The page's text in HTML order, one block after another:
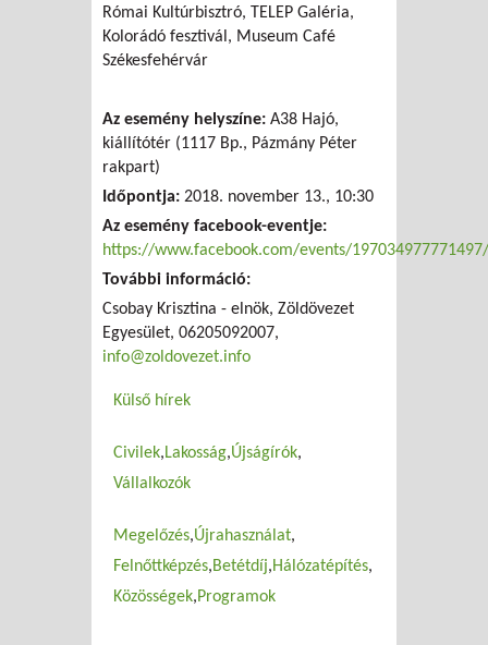
Római Kultúrbisztró, TELEP Galéria,
Kolorádó fesztivál, Museum Café
Székesfehérvár
Az esemény helyszíne: A38 Hajó,
kiállítótér (1117 Bp., Pázmány Péter
rakpart)
Időpontja: 2018. november 13., 10:30
Az esemény facebook-eventje:
https://www.facebook.com/events/197034977771497/
További információ:
Csobay Krisztina - elnök, Zöldövezet
Egyesület, 06205092007,
info@zoldovezet.info
Külső hírek
Civilek Lakosság Újságírók
Vállalkozók
Megelőzés Újrahasználat
Felnőttképzés Betétdíj Hálózatépítés
Közösségek Programok